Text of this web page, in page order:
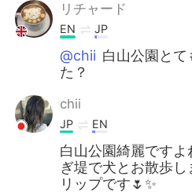
リチャード
EN JP
@chii 白山公園とて
た？
chii
JP EN
白山公園綺麗です
ぎ堤で犬とお散歩
リップです🌷✨